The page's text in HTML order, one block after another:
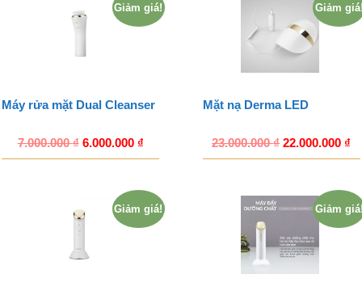
Giảm giá!
Máy rửa mặt Dual Cleanser
7.000.000₫ 6.000.000 ₫
Giảm
Mặt nạ Derma LED
23.000.000₫ 22.000.000 ₫
Giảm giá! Giảm